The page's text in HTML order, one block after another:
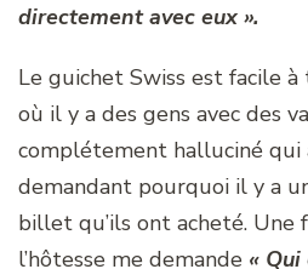
directement avec eux ».
Le guichet Swiss est facile à
où il y a des gens avec des
complétement halluciné
demandant pourquoi il y a
billet qu’ils ont acheté. Une
l’hôtesse me demande «